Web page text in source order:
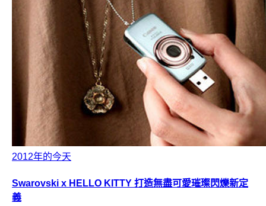
2012年的今天
Swarovski x HELLO KITTY 打造無盡可愛璀璨閃爍新定
義